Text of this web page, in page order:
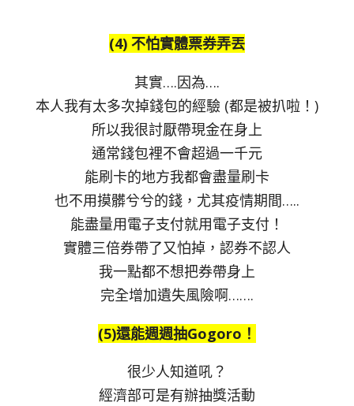
(4) 不怕實體票券弄丟
其實….因為….
本人我有太多次掉錢包的經驗 (都是被扒啦！)
所以我很討厭帶現金在身上
通常錢包裡不會超過一千元
能刷卡的地方我都會盡量刷卡
也不用摸髒兮兮的錢，尤其疫情期間…..
能盡量用電子支付就用電子支付！
實體三倍券帶了又怕掉，認券不認人
我一點都不想把券帶身上
完全增加遺失風險啊…….
(5)還能週週抽Gogoro！
很少人知道吼？
經濟部可是有辦抽獎活動